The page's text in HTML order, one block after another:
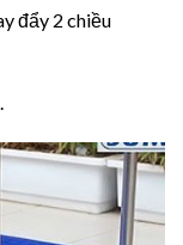
đẩy 2 chiều